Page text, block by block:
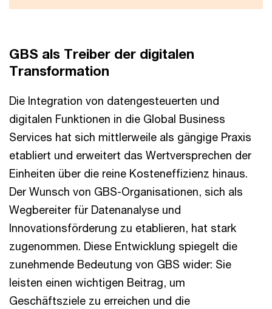
GBS als Treiber der digitalen
Transformation
Die Integration von datengesteuerten und
digitalen Funktionen in die Global Business
Services hat sich mittlerweile als gängige Praxis
etabliert und erweitert das Wertversprechen der
Einheiten über die reine Kosteneffizienz hinaus.
Der Wunsch von GBS-Organisationen, sich als
Wegbereiter für Datenanalyse und
Innovationsförderung zu etablieren, hat stark
zugenommen. Diese Entwicklung spiegelt die
zunehmende Bedeutung von GBS wider: Sie
leisten einen wichtigen Beitrag, um
Geschäftsziele zu erreichen und die